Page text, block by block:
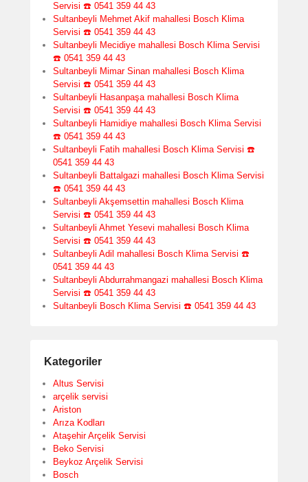
Servisi ☎️ 0541 359 44 43
Sultanbeyli Mehmet Akif mahallesi Bosch Klima
Servisi ☎️ 0541 359 44 43
Sultanbeyli Mecidiye mahallesi Bosch Klima Servisi
☎️ 0541 359 44 43
Sultanbeyli Mimar Sinan mahallesi Bosch Klima
Servisi ☎️ 0541 359 44 43
Sultanbeyli Hasanpaşa mahallesi Bosch Klima
Servisi ☎️ 0541 359 44 43
Sultanbeyli Hamidiye mahallesi Bosch Klima Servisi
☎️ 0541 359 44 43
Sultanbeyli Fatih mahallesi Bosch Klima Servisi ☎️
0541 359 44 43
Sultanbeyli Battalgazi mahallesi Bosch Klima Servisi
☎️ 0541 359 44 43
Sultanbeyli Akşemsettin mahallesi Bosch Klima
Servisi ☎️ 0541 359 44 43
Sultanbeyli Ahmet Yesevi mahallesi Bosch Klima
Servisi ☎️ 0541 359 44 43
Sultanbeyli Adil mahallesi Bosch Klima Servisi ☎️
0541 359 44 43
Sultanbeyli Abdurrahmangazi mahallesi Bosch Klima
Servisi ☎️ 0541 359 44 43
Sultanbeyli Bosch Klima Servisi ☎️ 0541 359 44 43
Kategoriler
Altus Servisi
arçelik servisi
Ariston
Arıza Kodları
Ataşehir Arçelik Servisi
Beko Servisi
Beykoz Arçelik Servisi
Bosch